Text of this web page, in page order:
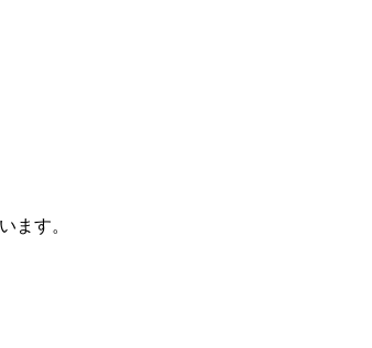
ます。